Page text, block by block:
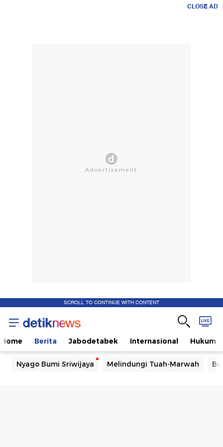
CLOSE AD
SCROLL TO CONTINUE WITH CONTENT
Home Berita Jabodetabek Internasional Hukum
Nyago Bumi Sriwijaya Melindungi Tuah-Marwah